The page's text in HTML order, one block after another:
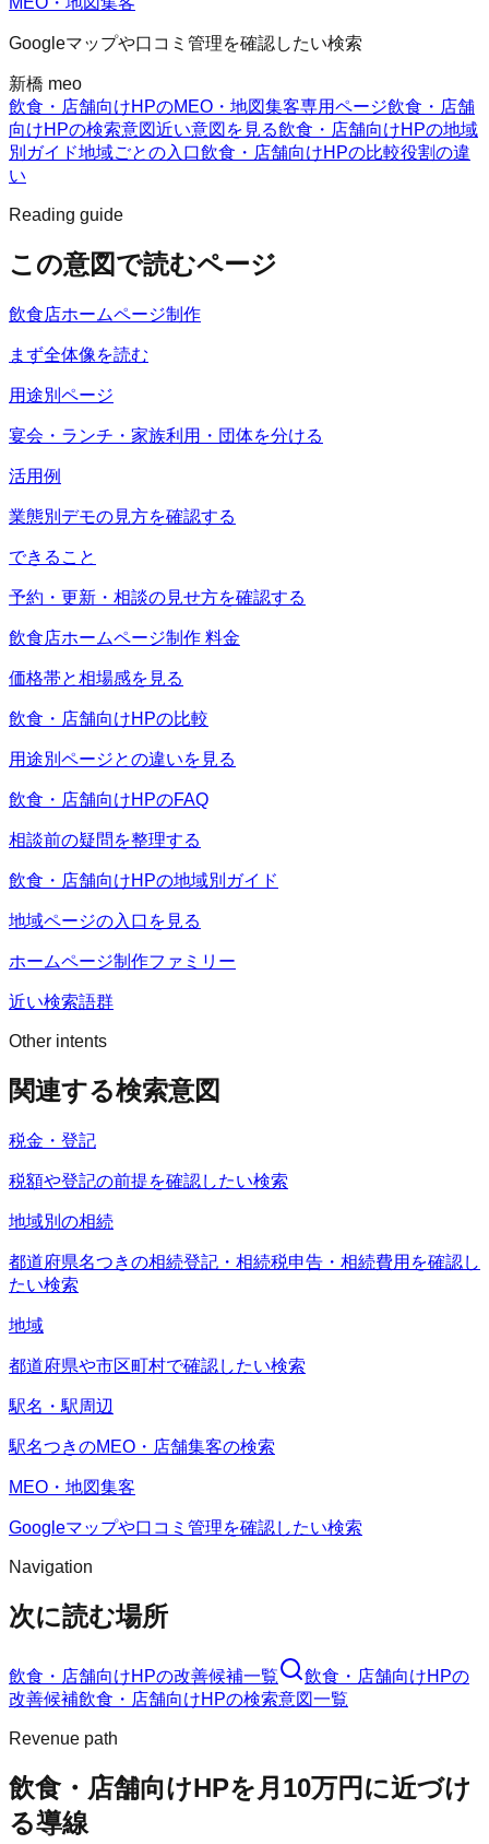
Googleマップや口コミ管理を確認したい検索
新橋 meo
飲食・店舗向けHPのMEO・地図集客専用ページ飲食・店舗
向けHPの検索意図近い意図を見る飲食・店舗向けHPの地域
別ガイド地域ごとの入口飲食・店舗向けHPの比較役割の違
い
Reading guide
この意図で読むページ
飲食店ホームページ制作
まず全体像を読む
用途別ページ
宴会・ランチ・家族利用・団体を分ける
活用例
業態別デモの見方を確認する
できること
予約・更新・相談の見せ方を確認する
飲食店ホームページ制作 料金
価格帯と相場感を見る
飲食・店舗向けHPの比較
用途別ページとの違いを見る
飲食・店舗向けHPのFAQ
相談前の疑問を整理する
飲食・店舗向けHPの地域別ガイド
地域ページの入口を見る
ホームページ制作ファミリー
近い検索語群
Other intents
関連する検索意図
税金・登記
税額や登記の前提を確認したい検索
地域別の相続
都道府県名つきの相続登記・相続税申告・相続費用を確認し
たい検索
地域
都道府県や市区町村で確認したい検索
駅名・駅周辺
駅名つきのMEO・店舗集客の検索
MEO・地図集客
Googleマップや口コミ管理を確認したい検索
Navigation
次に読む場所
飲食・店舗向けHPの改善候補一覧 飲食・店舗向けHPの
改善候補飲食・店舗向けHPの検索意図一覧
Revenue path
飲食・店舗向けHPを月10万円に近づけ
る導線